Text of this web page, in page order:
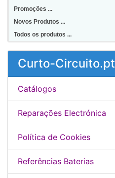
Promoções ...
Novos Produtos ...
Todos os produtos ...
Curto-Circuito.pt
Catálogos
Reparações Electrónica
Política de Cookies
Referências Baterias